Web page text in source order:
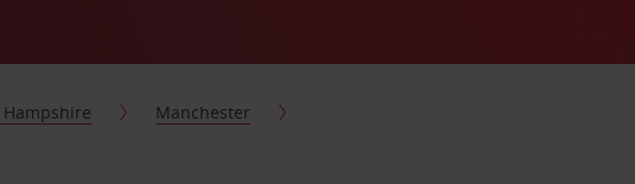
Hampshire
Manchester